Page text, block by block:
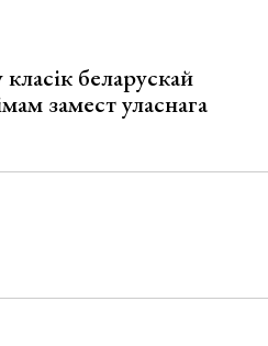
беларускай
замест уласнага